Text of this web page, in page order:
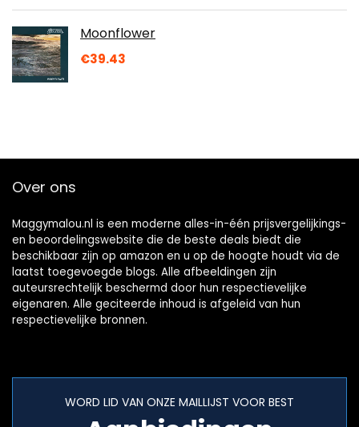
Moonflower
€39.43
Over ons
Maggymalou.nl is een moderne alles-in-één prijsvergelijkings-
en beoordelingswebsite die de beste deals biedt die
beschikbaar zijn op amazon en u op de hoogte houdt via de
laatst toegevoegde blogs. Alle afbeeldingen zijn
auteursrechtelijk beschermd door hun respectievelijke
eigenaren. Alle geciteerde inhoud is afgeleid van hun
respectievelijke bronnen.
WORD LID VAN ONZE MAILLIJST VOOR BEST